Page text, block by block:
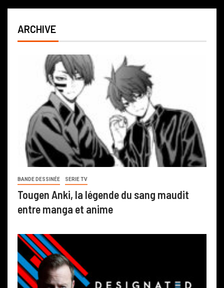
ARCHIVE
BANDE DESSINÉE SERIE TV
Tougen Anki, la légende du sang maudit
entre manga et anime